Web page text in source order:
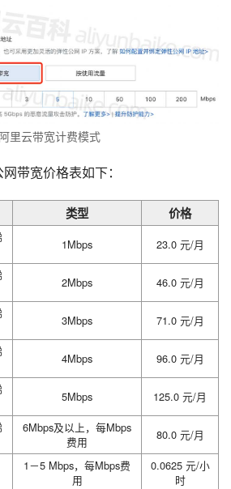
阿里云带宽计费模式
带宽价格表如下：
类型 价格
1Mbps
23.0 元/月
2Mbps
46.0 元/月
3Mbps
71.0 元/月
4Mbps
96.0 元/月
5Mbps
125.0 元/月
6Mbps及以上，每Mbps
费用
80.0 元/月
1－5 Mbps，每Mbps费
用
0.0625 元/小
时